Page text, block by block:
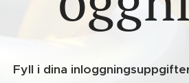
Fyll i dina